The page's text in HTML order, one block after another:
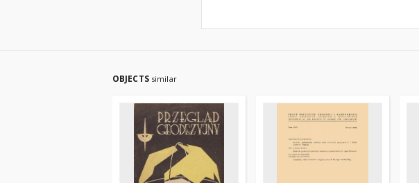
OBJECTS similar